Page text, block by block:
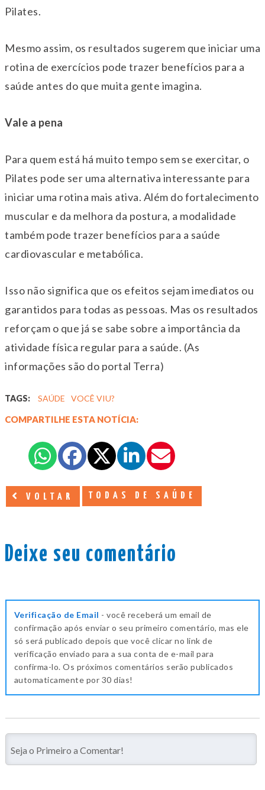
Pilates.
Mesmo assim, os resultados sugerem que iniciar uma
rotina de exercícios pode trazer benefícios para a
saúde antes do que muita gente imagina.
Vale a pena
Para quem está há muito tempo sem se exercitar, o
Pilates pode ser uma alternativa interessante para
iniciar uma rotina mais ativa. Além do fortalecimento
muscular e da melhora da postura, a modalidade
também pode trazer benefícios para a saúde
cardiovascular e metabólica.
Isso não significa que os efeitos sejam imediatos ou
garantidos para todas as pessoas. Mas os resultados
reforçam o que já se sabe sobre a importância da
atividade física regular para a saúde. (As
informações são do portal Terra)
TAGS: SAÚDE VOCÊ VIU?
COMPARTILHE ESTA NOTÍCIA:
VOLTAR TODAS DE SAÚDE
Deixe seu comentário
Verificação de Email - você receberá um email de
confirmação após enviar o seu primeiro comentário, mas ele
só será publicado depois que você clicar no link de
verificação enviado para a sua conta de e-mail para
confirma-lo. Os próximos comentários serão publicados
automaticamente por 30 dias!